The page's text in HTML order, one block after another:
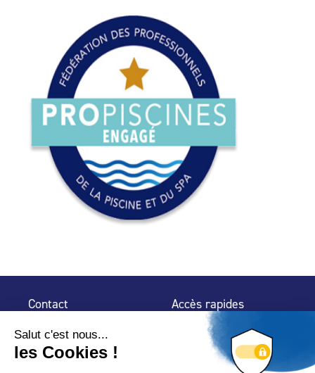
Contact
32 rue de Mogador
75 009 Paris
Accès rapides
Espace Presse
Trouver un